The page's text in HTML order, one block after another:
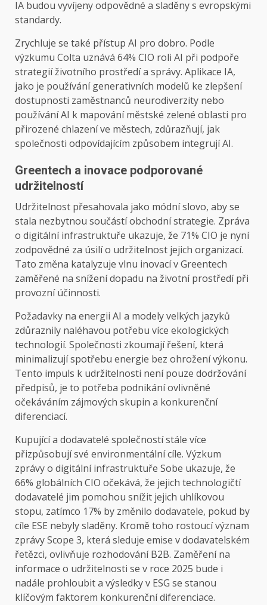
IA budou vyvíjeny odpovědné a sladěny s evropskými
standardy.
Zrychluje se také přístup AI pro dobro. Podle
výzkumu Colta uznává 64% CIO roli AI při podpoře
strategií životního prostředí a správy. Aplikace IA,
jako je používání generativních modelů ke zlepšení
dostupnosti zaměstnanců neurodiverzity nebo
používání AI k mapování městské zelené oblasti pro
přirozené chlazení ve městech, zdůrazňují, jak
společnosti odpovídajícím způsobem integrují AI.
Greentech a inovace podporované
udržitelností
Udržitelnost přesahovala jako módní slovo, aby se
stala nezbytnou součástí obchodní strategie. Zpráva
o digitální infrastruktuře ukazuje, že 71% CIO je nyní
zodpovědné za úsilí o udržitelnost jejich organizací.
Tato změna katalyzuje vlnu inovací v Greentech
zaměřené na snížení dopadu na životní prostředí při
provozní účinnosti.
Požadavky na energii AI a modely velkých jazyků
zdůraznily naléhavou potřebu více ekologických
technologií. Společnosti zkoumají řešení, která
minimalizují spotřebu energie bez ohrožení výkonu.
Tento impuls k udržitelnosti není pouze dodržování
předpisů, je to potřeba podnikání ovlivněné
očekáváním zájmových skupin a konkurenční
diferenciací.
Kupující a dodavatelé společností stále více
přizpůsobují své environmentální cíle. Výzkum
zprávy o digitální infrastruktuře Sobe ukazuje, že
66% globálních CIO očekává, že jejich technologičtí
dodavatelé jim pomohou snížit jejich uhlíkovou
stopu, zatímco 17% by změnilo dodavatele, pokud by
cíle ESE nebyly sladěny. Kromě toho rostoucí význam
zprávy Scope 3, která sleduje emise v dodavatelském
řetězci, ovlivňuje rozhodování B2B. Zaměření na
informace o udržitelnosti se v roce 2025 bude i
nadále prohloubit a výsledky v ESG se stanou
klíčovým faktorem konkurenční diferenciace.